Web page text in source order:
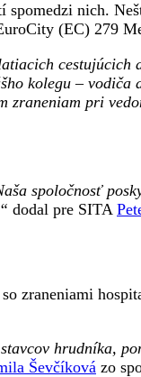
nich.
(EC) 279
kolegu – vodiča
zraneniam pri
spoločnosť
dodal pre SITA
zraneniami
hrudníka,
Ševčíková zo